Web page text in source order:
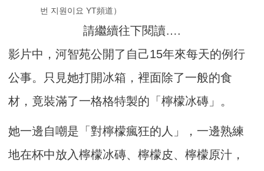
번 지원이요 YT頻道）
請繼續往下閱讀….
影片中，河智苑公開了自己15年來每天的例行
公事。只見她打開冰箱，裡面除了一般的食
材，竟裝滿了一格格特製的「檸檬冰磚」。
她一邊自嘲是「對檸檬瘋狂的人」，一邊熟練
地在杯中放入檸檬冰磚、檸檬皮、檸檬原汁，